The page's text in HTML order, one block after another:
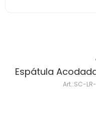
Espátula
SC-